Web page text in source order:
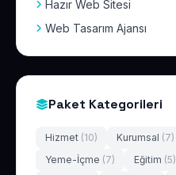
Hazır Web Sitesi
Web Tasarım Ajansı
Paket Kategorileri
Hizmet (10) Kurumsal (7)
Yeme-İçme (7) Eğitim (5)